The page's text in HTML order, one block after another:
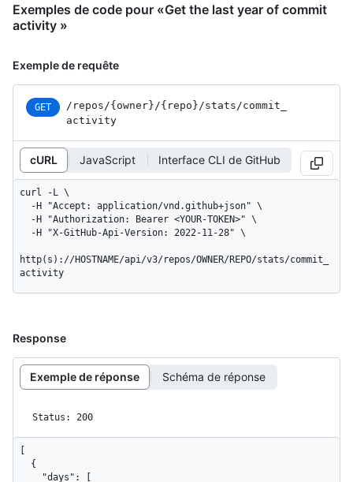
Exemples de code pour «Get the last year of commit
activity »
Exemple de requête
GET /repos /{owner} /{repo} /stats /commit_
activity
cURL JavaScript Interface CLI de GitHub
curl -L \
http(s)://HOSTNAME/api/v3/repos/OWNER/REPO/stats/commit_
activity
Response
Exemple de réponse Schéma de réponse
Status: 200
[